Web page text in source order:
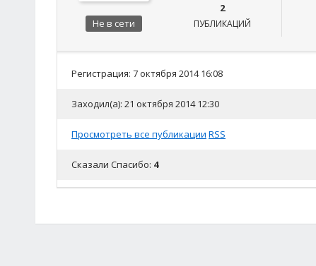
Не в сети
2
ПУБЛИКАЦИЙ
Регистрация: 7 октября 2014 16:08
Заходил(а): 21 октября 2014 12:30
Просмотреть все публикации RSS
Сказали Спасибо: 4